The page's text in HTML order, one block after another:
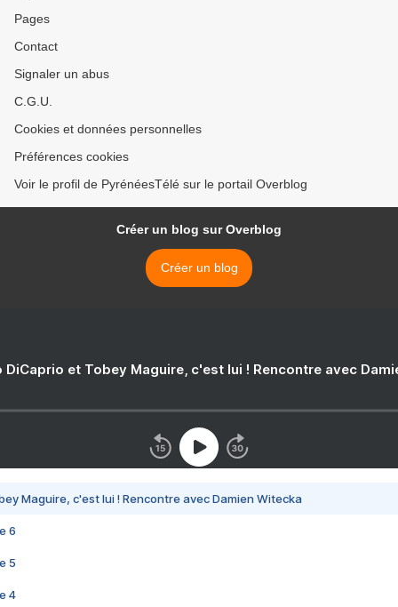
Pages
Contact
Signaler un abus
C.G.U.
Cookies et données personnelles
Préférences cookies
Voir le profil de PyrénéesTélé sur le portail Overblog
Créer un blog sur Overblog
Créer un blog
DiCaprio et Tobey Maguire, c'est lui ! Rencontre avec
Maguire, c'est lui ! Rencontre avec Damien Witecka
6
5
4